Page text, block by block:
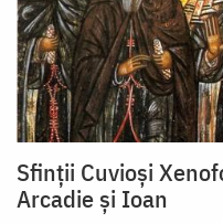
Sfinții Cuvioși
Arcadie și Ioan